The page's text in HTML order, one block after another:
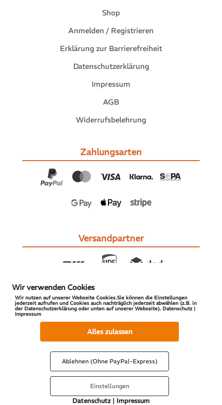
Shop
Anmelden / Registrieren
Erklärung zur Barrierefreiheit
Datenschutzerklärung
Impressum
AGB
Widerrufsbelehrung
Zahlungsarten
Versandpartner
© 2026 S-PARTS | All Rights Reserved
Wir verwenden Cookies
Wir nutzen auf unserer Webseite Cookies.Sie können die Einstellungen
jederzeit aufrufen und Cookies auch nachträglich jederzeit abwählen (z.B. in
der Datenschutzerklärung oder unten auf unserer Webseite). Datenschutz |
Impressum
Alles zulassen
Ablehnen (Ohne PayPal-Express)
Einstellungen
Datenschutz| Impressum